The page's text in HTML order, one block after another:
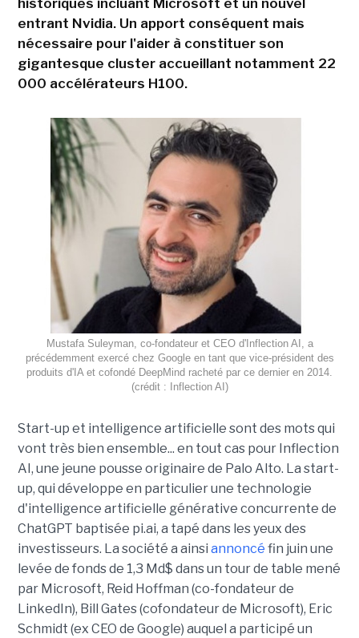
historiques incluant Microsoft et un nouvel
entrant Nvidia. Un apport conséquent mais
nécessaire pour l'aider à constituer son
gigantesque cluster accueillant notamment 22
000 accélérateurs H100.
Mustafa Suleyman, co-fondateur et CEO d'Inflection AI, a
précédemment exercé chez Google en tant que vice-président des
produits d'IA et cofondé DeepMind racheté par ce dernier en 2014.
(crédit : Inflection AI)
Start-up et intelligence artificielle sont des mots qui
vont très bien ensemble... en tout cas pour Inflection
AI, une jeune pousse originaire de Palo Alto. La start-
up, qui développe en particulier une technologie
d'intelligence artificielle générative concurrente de
ChatGPT baptisée pi.ai, a tapé dans les yeux des
investisseurs. La société a ainsi annoncé fin juin une
levée de fonds de 1,3 Md$ dans un tour de table mené
par Microsoft, Reid Hoffman (co-fondateur de
LinkedIn), Bill Gates (cofondateur de Microsoft), Eric
Schmidt (ex CEO de Google) auquel a participé un